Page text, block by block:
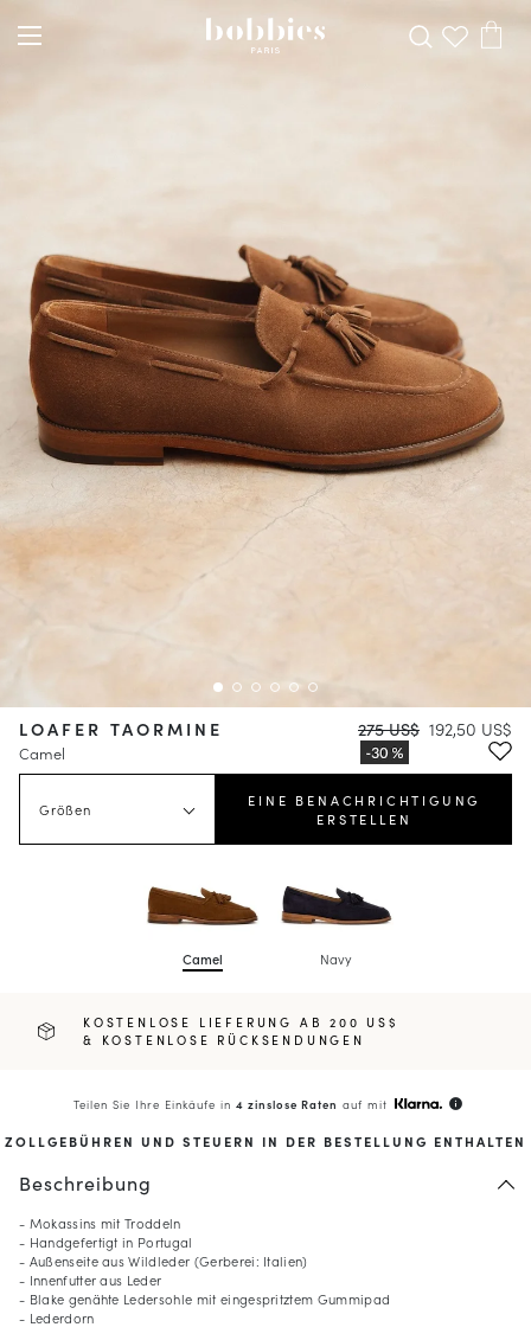
LOAFER TAORMINE
Camel
275 US$ 192,50 US$
Größen
EINE BENACHRICHTIGUNG
ERSTELLEN
Camel Navy
KOSTENLOSE LIEFERUNG AB 200 US$
& KOSTENLOSE RÜCKSENDUNGEN
Teilen Sie Ihre Einkäufe in 4 zinslose Raten auf mit info
ZOLLGEBÜHREN UND STEUERN IN DER BESTELLUNG ENTHALTEN
Beschreibung
- Mokassins mit Troddeln
- Handgefertigt in Portugal
- Außenseite aus Wildleder (Gerberei: Italien)
- Innenfutter aus Leder
- Blake genähte Ledersohle mit eingespritztem Gummipad
- Lederdorn